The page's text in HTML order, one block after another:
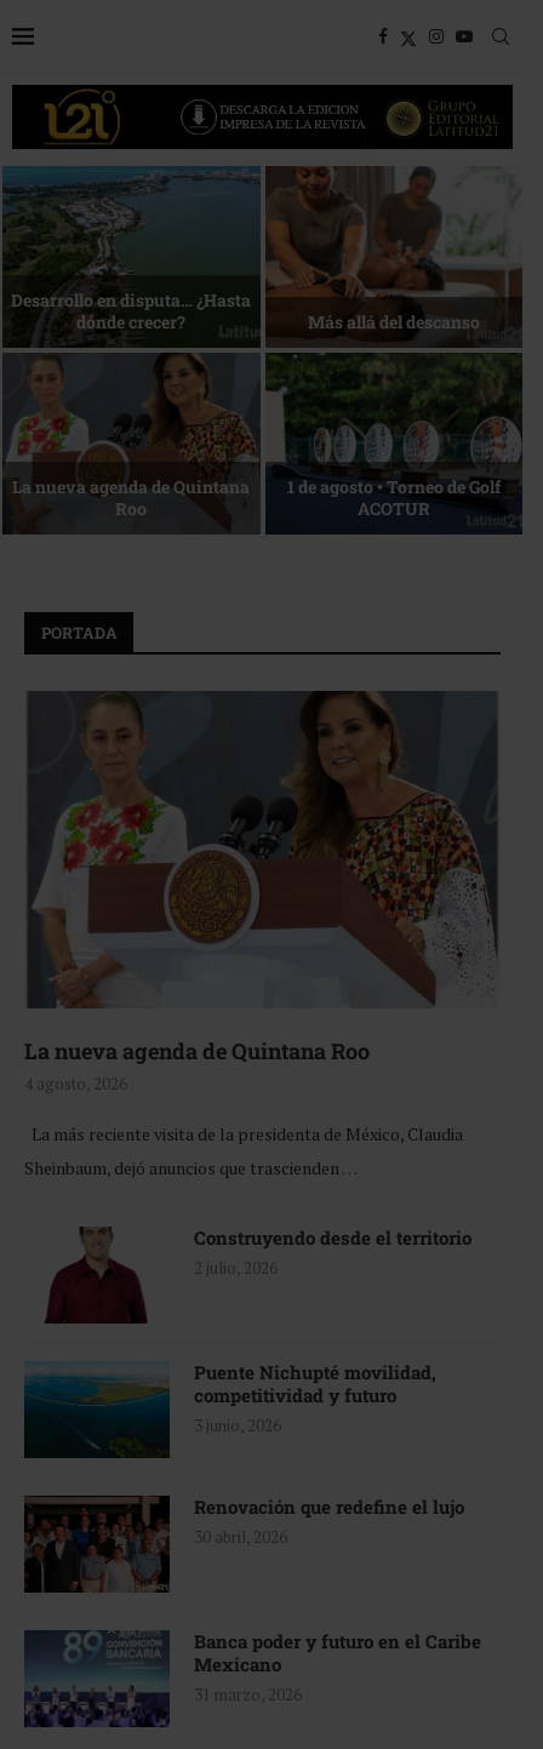
Bottega, un viaje servido a la
mesa
Energía que Impulsa la
competitividad
Reconocimiento de viajeros La esencia del servicio
PORTADA
La nueva agenda de Quintana Roo
4 agosto, 2026
La más reciente visita de la presidenta de México, Claudia
Sheinbaum, dejó anuncios que trascienden …
Construyendo desde el territorio
2 julio, 2026
Puente Nichupté movilidad,
competitividad y futuro
3 junio, 2026
Renovación que redefine el lujo
30 abril, 2026
Banca poder y futuro en el Caribe
Mexicano
31 marzo, 2026